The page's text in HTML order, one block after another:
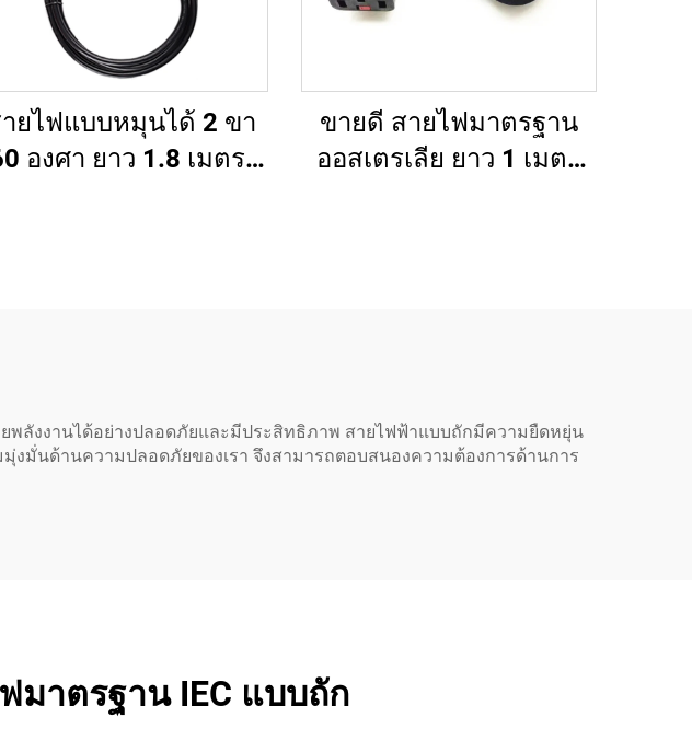
ยไฟแบบหมุนได้ 2 ขา
องศา ยาว 1.8 เมตร 2
ขายดี สายไฟมาตรฐาน
ออสเตรเลีย ยาว 1 เมตร
พลังงานได้อย่างปลอดภัยและมีประสิทธิภาพ สายไฟฟ้าแบบถักมีความยืดหยุ่น
มั่นด้านความปลอดภัยของเรา จึงสามารถตอบสนองความต้องการด้านการ
มาตรฐาน IEC แบบถัก